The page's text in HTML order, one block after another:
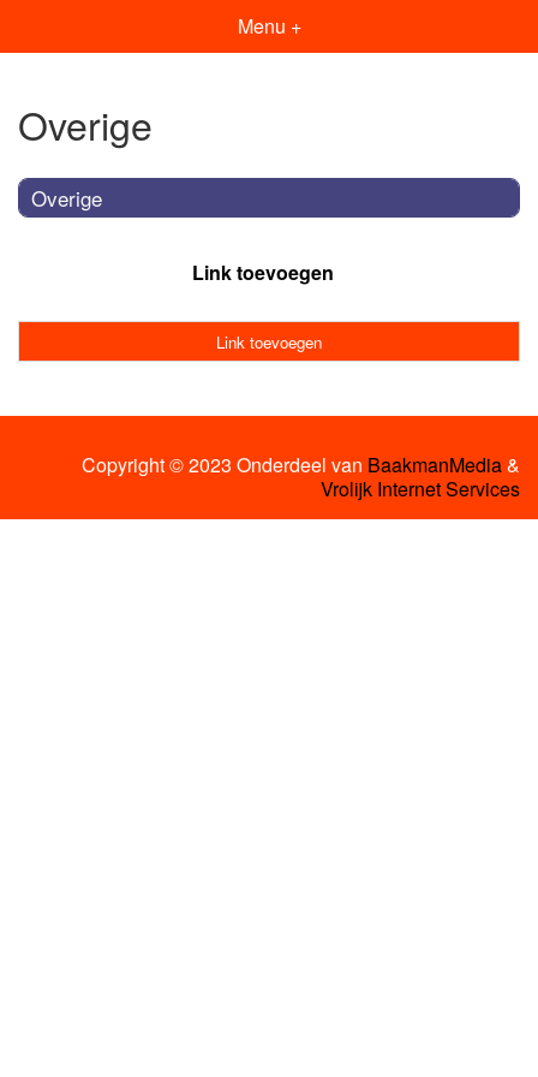
Menu +
Overige
Overige
Link toevoegen
Link toevoegen
Copyright © 2023 Onderdeel van BaakmanMedia&
Vrolijk Internet Services